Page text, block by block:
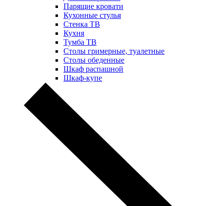
Парящие кровати
Кухонные стулья
Стенка ТВ
Кухня
Тумба ТВ
Столы гримерные, туалетные
Столы обеденные
Шкаф распашной
Шкаф-купе